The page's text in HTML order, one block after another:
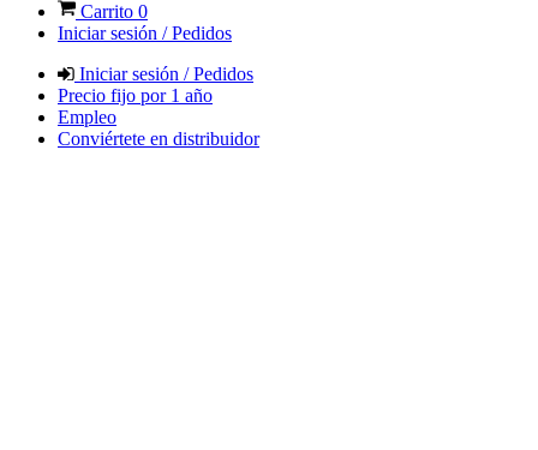
Carrito 0
Iniciar sesión / Pedidos
Iniciar sesión / Pedidos
Precio fijo por 1 año
Empleo
Conviértete en distribuidor